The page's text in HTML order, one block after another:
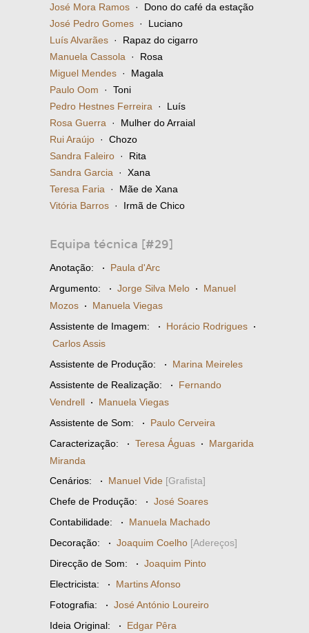
José Mora Ramos · Dono do café da estação
José Pedro Gomes · Luciano
Luís Alvarães · Rapaz do cigarro
Manuela Cassola · Rosa
Miguel Mendes · Magala
Paulo Oom · Toni
Pedro Hestnes Ferreira · Luís
Rosa Guerra · Mulher do Arraial
Rui Araújo · Chozo
Sandra Faleiro · Rita
Sandra Garcia · Xana
Teresa Faria · Mãe de Xana
Vitória Barros · Irmã de Chico
Equipa técnica [#29]
Anotação: · Paula d'Arc
Argumento: · Jorge Silva Melo · Manuel
Mozos · Manuela Viegas
Assistente de Imagem: · Horácio Rodrigues ·
Carlos Assis
Assistente de Produção: · Marina Meireles
Assistente de Realização: · Fernando
Vendrell · Manuela Viegas
Assistente de Som: · Paulo Cerveira
Caracterização: · Teresa Águas · Margarida
Miranda
Cenários: · Manuel Vide [Grafista]
Chefe de Produção: · José Soares
Contabilidade: · Manuela Machado
Decoração: · Joaquim Coelho [Adereços]
Direcção de Som: · Joaquim Pinto
Electricista: · Martins Afonso
Fotografia: · José António Loureiro
Ideia Original: · Edgar Pêra